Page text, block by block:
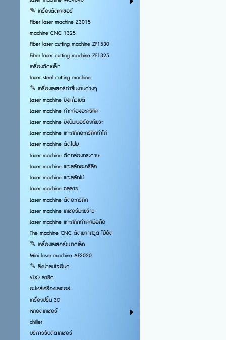
✎ เครื่องตัดเลเซอร์
Fiber laser machine Z3015
machine CNC 1325
Fiber laser cutting machine ZF1530
Fiber laser cutting machine ZF1325
เครื่องตัดเหล็ก
Laser steel cutting machine
✎ เครื่องเลเซอร์ทำชิ้นงานต่างๆ
Laser machine ยิงแก้วเยติ
Laser machine ทำกล่องอะคริลิค
Laser machine ยิงนัมเบอร์องค์พระ
Laser machine แกะสลักอะคริลิคทำโล่
Laser machine ตัดโฟม
Laser machine ตัดกล่องกระดาษ
Laser machine แกะสลักอะคริลิค
Laser machine แกะสลักไม้
Laser machine ฉลุลาย
Laser machine ตัดอะคริลิค
Laser machine เลเซอร์มะพร้าว
Laser machine แกะสลักทำเคสมือถือ
The machine CNC ตัดพลาสวูด ไม้อัด
✎ เครื่องเลเซอร์ขนาดเล็ก
Mini laser machine AF3020
✎ สิ่งน่าสนใจอื่นๆ
VDO สาธิต
อะไหล่เครื่องเลเซอร์
เครื่องปริ้น 3D
หลอดเลเซอร์
chiller
บริการรับตัดเลเซอร์